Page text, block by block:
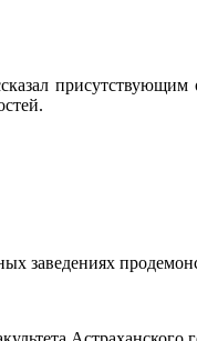
заведениях